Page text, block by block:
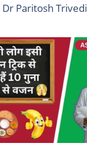
Dr Paritosh Trivedi